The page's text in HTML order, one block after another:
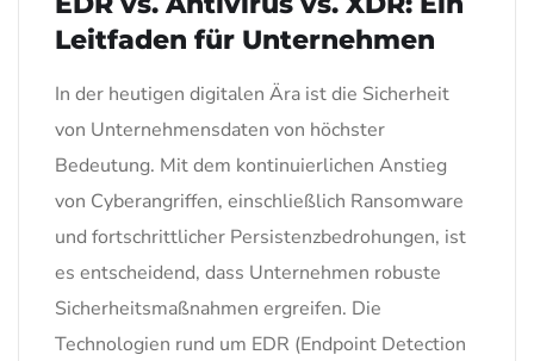
Leitfaden für Unternehmen
In der heutigen digitalen Ära ist die Sicherheit
von Unternehmensdaten von höchster
Bedeutung. Mit dem kontinuierlichen Anstieg
von Cyberangriffen, einschließlich Ransomware
und fortschrittlicher Persistenzbedrohungen, ist
es entscheidend, dass Unternehmen robuste
Sicherheitsmaßnahmen ergreifen. Die
Technologien rund um EDR (Endpoint Detection